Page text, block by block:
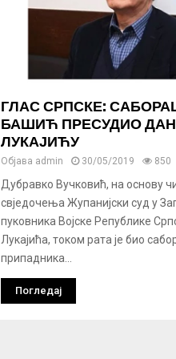
ГЛАС СРПСКЕ:
БАШИЋ ПРЕСУДИО
ЛУКАЈИЋУ
Објава admin 30/05/2019 850
Дубравко Вучковић, на основу
свједочења Жупанијски суд у
пуковника Војске Републике
Лукајића, током рата је био
припадника...
Погледај